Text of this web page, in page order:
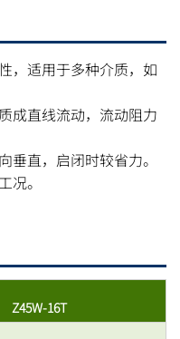
，适用于多种介质，如
成直线流动，流动阻力
垂直，启闭时较省力。
况。
Z45W-16T